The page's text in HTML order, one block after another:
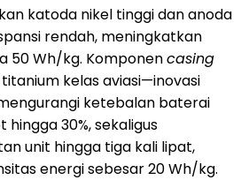
katoda nikel tinggi dan anoda
rendah, meningkatkan
50 Wh/kg. Komponencasing
kelas aviasi—inovasi
ketebalan baterai
hingga 30%, sekaligus
unit hingga tiga kali lipat,
energi sebesar 20 Wh/kg.